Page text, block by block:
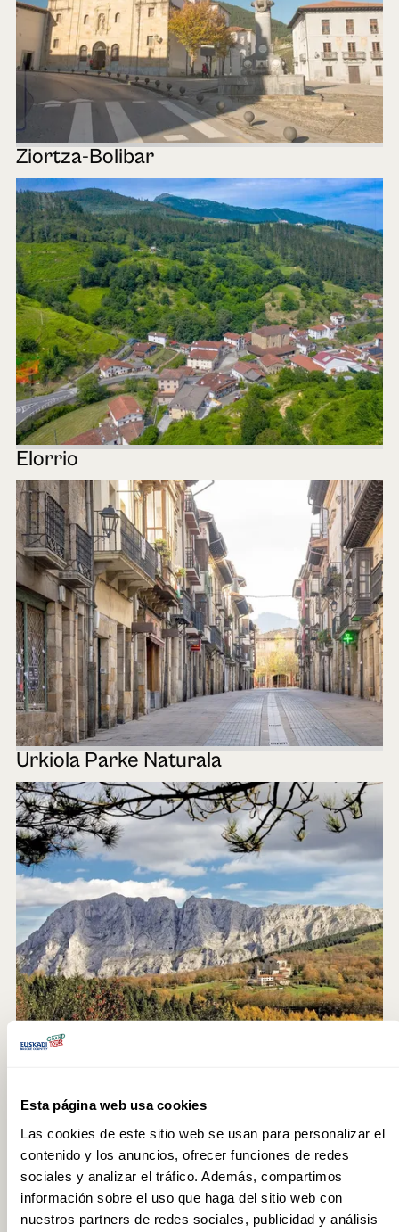
Esta página web usa cookies
Las cookies de este sitio web se usan para personalizar el
contenido y los anuncios, ofrecer funciones de redes
sociales y analizar el tráfico. Además, compartimos
información sobre el uso que haga del sitio web con
nuestros partners de redes sociales, publicidad y análisis
Ziortza-Bolibar
Elorrio
Urkiola Parke Naturala